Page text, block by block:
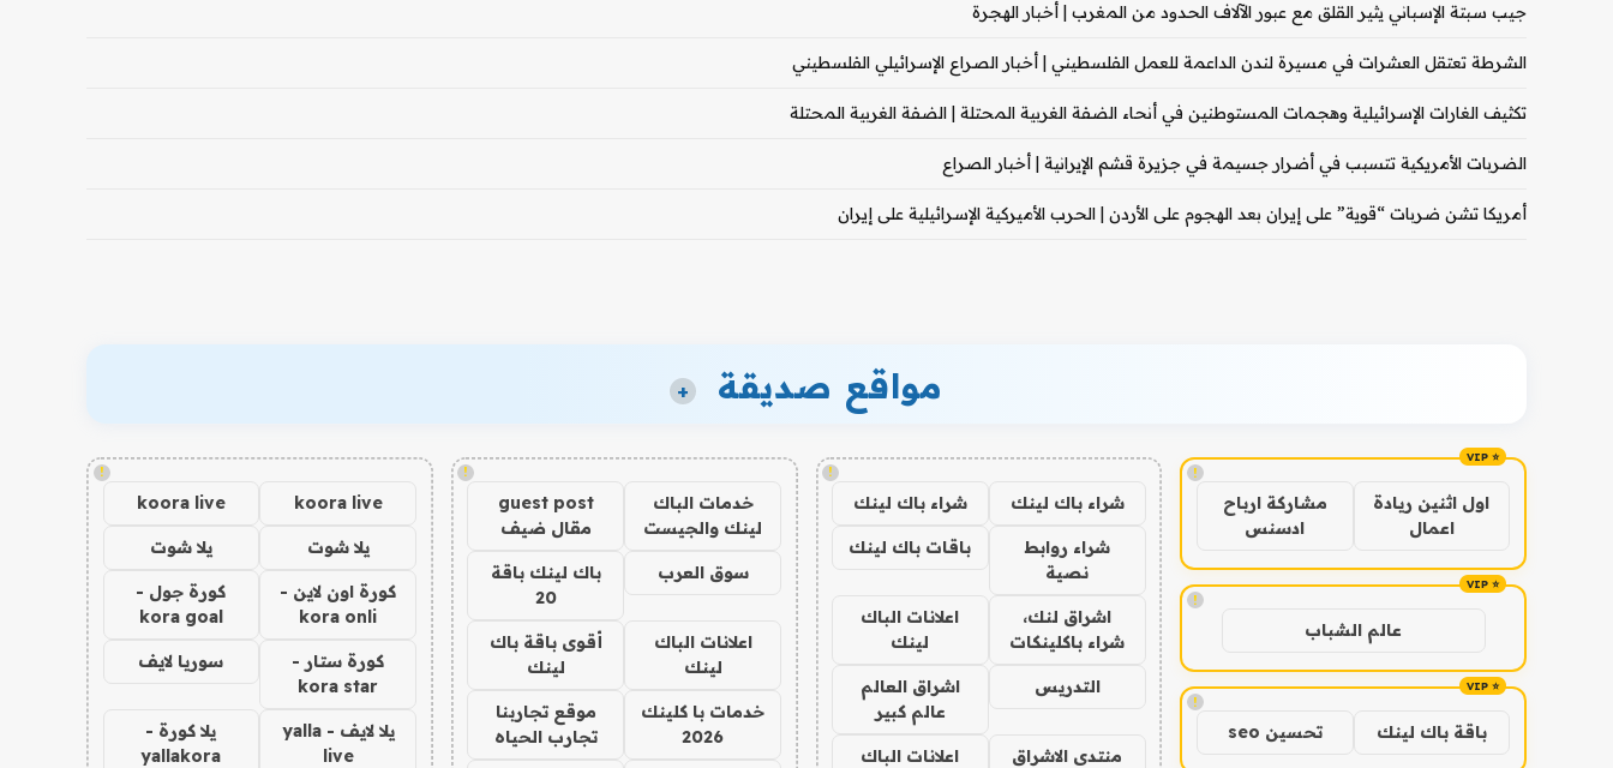
جيب سبتة الإسباني يثير القلق مع عبور الآلاف الحدود من المغرب | أخبار الهجرة
الشرطة تعتقل العشرات في مسيرة لندن الداعمة للعمل الفلسطيني | أخبار الصراع الإسرائيلي الفلسطيني
تكثيف الغارات الإسرائيلية وهجمات المستوطنين في أنحاء الضفة الغربية المحتلة | الضفة الغربية المحتلة
الضربات الأمريكية تتسبب في أضرار جسيمة في جزيرة قشم الإيرانية | أخبار الصراع
أمريكا تشن ضربات “قوية” على إيران بعد الهجوم على الأردن | الحرب الأميركية الإسرائيلية على إيران
مواقع صديقة +
!
اول اثنين ريادة
اعمال
مشاركة ارباح
ادسنس
!
عالم الشباب
!
باقة باك لينك تحسين seo
!
شراء باك لينك شراء باك لينك
شراء روابط
نصية
باقات باك لينك
اشراق لنك،
شراء باكلينكات
اعلانات الباك
لينك
التدريس
اشراق العالم
عالم كبير
منتدى الاشراق
اعلانات الباك
!
خدمات الباك
لينك والجيست
guest post
مقال ضيف
سوق العرب
باك لينك باقة
20
اعلانات الباك
لينك
أقوى باقة باك
لينك
خدمات با كلينك
2026
موقع تجاربنا
تجارب الحياه
!
koora live
koora live
يلا شوت يلا شوت
كورة اون لاين -
kora onli
كورة جول -
kora goal
كورة ستار -
kora star
سوريا لايف
يلا لايف - yalla
live
يلا كورة -
yallakora